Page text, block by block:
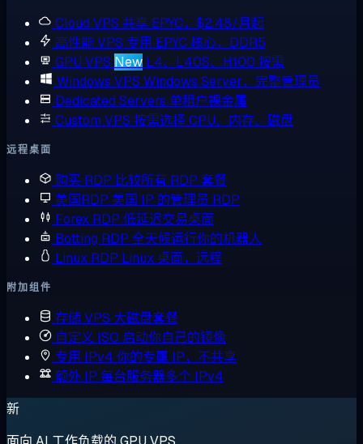
Cloud VPS 共享 EPYC，$2.48/月起
高性能 VPS 专用 EPYC 核心，DDR5
GPU VPS New L4、L40S、H100 按需
Windows VPS Windows Server，完整管理员
Dedicated Servers 单租户裸金属
Custom VPS 按需选择 CPU、内存、磁盘
远程桌面
购买 RDP 比较所有 RDP 套餐
美国RDP 美国 IP 的管理员 RDP
Forex RDP 低延迟交易桌面
Botting RDP 全天候运行你的机器人
Linux RDP Linux 桌面，远程
附加组件
存储 VPS 大磁盘套餐
自定义 ISO 启动你自己的镜像
专用 IPv4 你的专属 IP，不共享
额外 IP 每台服务器多个 IPv4
新